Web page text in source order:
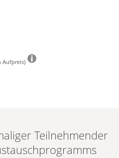
Aufpreis)
Teilnehmender